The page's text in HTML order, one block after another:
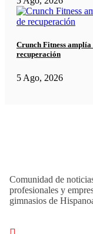
Crunch Fitness amplía
recuperación
5 Ago, 2026
Comunidad de
profesionales y
gimnasios de